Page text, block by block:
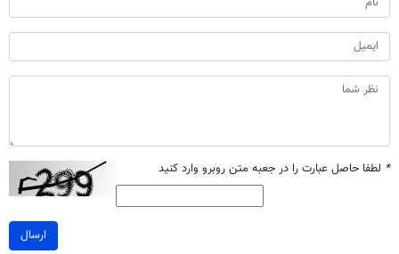
* لطفا حاصل عبارت را در جعبه متن روبرو وارد کنید
ارسال